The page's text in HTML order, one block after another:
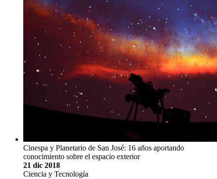
Cinespa y Planetario de San José: 16 años aportando
conocimiento sobre el espacio exterior
21 dic 2018
Ciencia y Tecnología